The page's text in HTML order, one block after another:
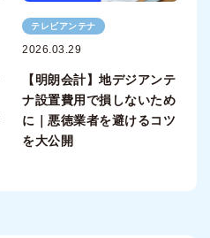
テレビアンテナ
2026.03.29
【明朗会計】地デジアンテ
ナ設置費用で損しないため
に｜悪徳業者を避けるコツ
を大公開